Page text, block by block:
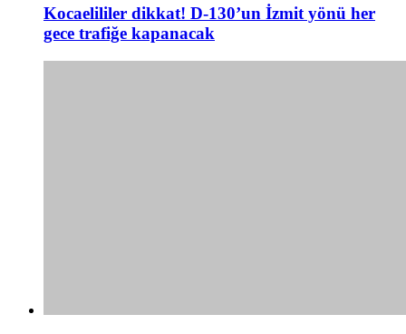
Kocaelililer dikkat! D-130’un İzmit yönü her
gece trafiğe kapanacak